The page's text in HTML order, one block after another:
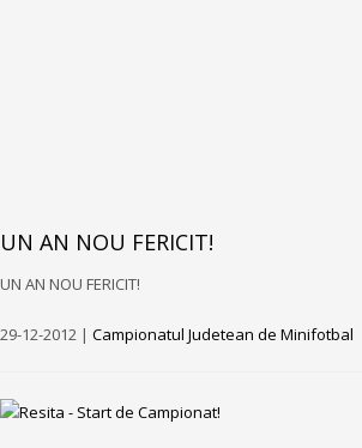
UN AN NOU FERICIT!
UN AN NOU FERICIT!
29-12-2012 | Campionatul Judetean de Minifotbal